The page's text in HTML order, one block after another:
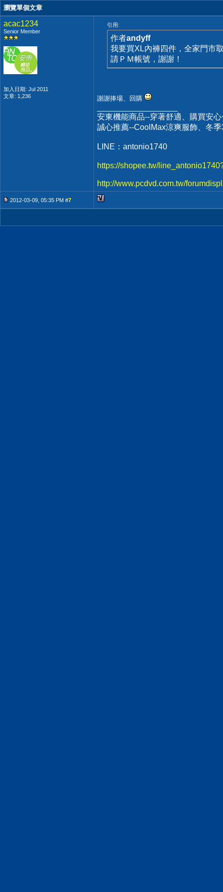
瀏覽單個文章
acac1234
Senior Member
加入日期: Jul 2011
文章: 1,236
引用:
作者andyff
我要買XL內褲四件，全家門市
請ＰＭ帳號，謝謝！
謝謝捧場、回購
安東機能商品--穿著舒適、購買安心
誠心推薦--CoolMax涼爽服飾、冬
LINE：antonio1740
https://shopee.tw/
http://www.pcdvd.com.tw/
2012-03-09, 05:35 PM #7